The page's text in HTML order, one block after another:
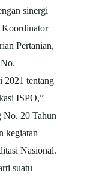
sinergi
Pertanian,
2021 tentang
ISPO,”
No. 20 Tahun
kegiatan
Nasional.
suatu